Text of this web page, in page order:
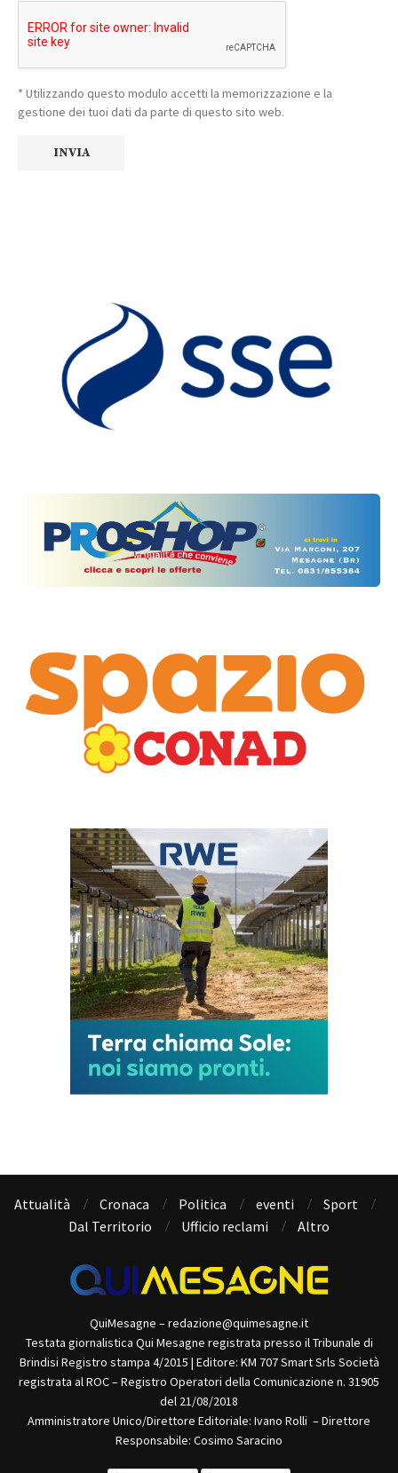
* Utilizzando questo modulo accetti la memorizzazione e la
gestione dei tuoi dati da parte di questo sito web.
Attualità Cronaca Politica eventi
Sport
Dal Territorio
Ufficio reclami Altro
QuiMesagne – redazione@quimesagne.it
Testata giornalistica Qui Mesagne registrata presso il Tribunale di
Brindisi Registro stampa 4/2015 | Editore: KM 707 Smart Srls Società
registrata al ROC – Registro Operatori della Comunicazione n. 31905
del 21/08/2018
Amministratore Unico/Direttore Editoriale: Ivano Rolli – Direttore
Responsabile: Cosimo Saracino